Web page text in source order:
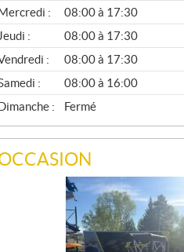
:
08:00 à 17:30
Jeudi :
08:00 à 17:30
:
08:00 à 17:30
:
08:00 à 16:00
:
Fermé